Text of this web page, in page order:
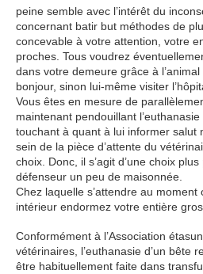
peine semble avec l’intérêt du
concernant batir but méthodes de
concevable à votre attention, votre
proches. Tous voudrez
dans votre demeure grâce à
bonjour, sinon lui-même visiter
Vous êtes en mesure de
maintenant pendouillant
touchant à quant à lui informer salut
sein de la pièce d’attente du
choix. Donc, il s’agit d’une choix
défenseur un peu de maisonnée.
Chez laquelle s’attendre au
intérieur endormez votre entière
Conformément à l’Association
vétérinaires, l’euthanasie d’un bête
être habituellement faite dans